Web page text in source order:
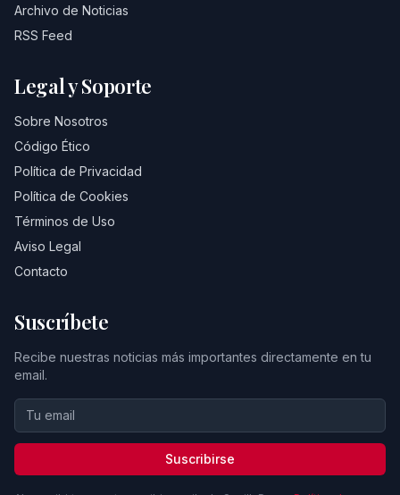
Archivo de Noticias
RSS Feed
Legal y Soporte
Sobre Nosotros
Código Ético
Política de Privacidad
Política de Cookies
Términos de Uso
Aviso Legal
Contacto
Suscríbete
Recibe nuestras noticias más importantes directamente en tu
email.
Suscribirse